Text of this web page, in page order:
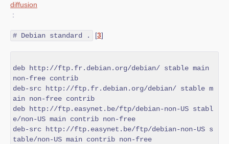
diffusion
:
# Debian standard . [3]
deb http://ftp.fr.debian.org/debian/ stable main
non-free contrib
deb-src http://ftp.fr.debian.org/debian/ stable m
ain non-free contrib
deb http://ftp.easynet.be/ftp/debian-non-US stabl
e/non-US main contrib non-free
deb-src http://ftp.easynet.be/ftp/debian-non-US s
table/non-US main contrib non-free